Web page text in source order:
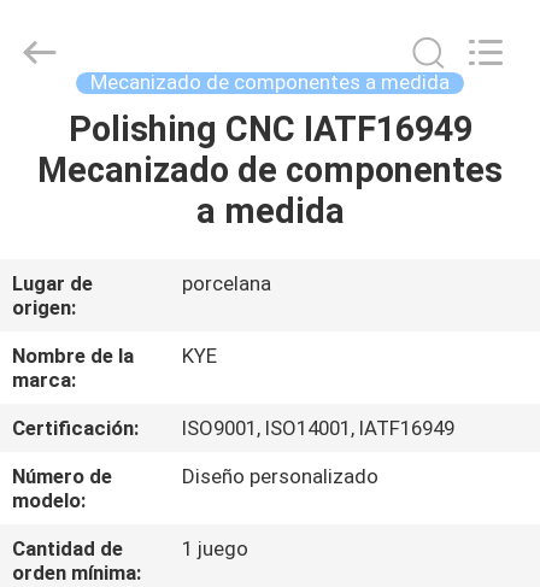
HOGAR
PRODUCTOS
SOBRE
NOSOTROS
VIAJE
DE
LA
torno
Proveedor.
oeminjectionmold.com.
Mecanizado de componentes a medida
Polishing CNC IATF16949
Mecanizado de componentes
a medida
Lugar de
origen:
porcelana
Nombre de la
marca:
KYE
Certificación:
ISO9001, ISO14001, IATF16949
Número de
modelo:
Diseño personalizado
Cantidad de
orden mínima:
1 juego